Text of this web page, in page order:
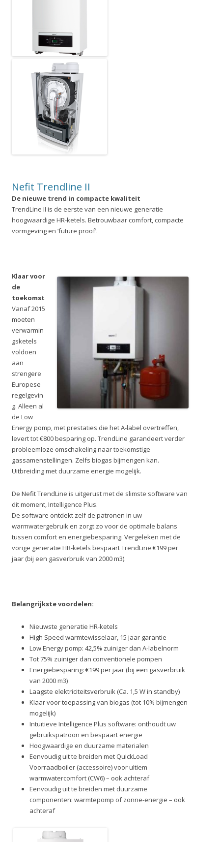
Nefit Trendline II
De nieuwe trend in compacte kwaliteit
TrendLine II is de eerste van een nieuwe generatie
hoogwaardige HR-ketels. Betrouwbaar comfort, compacte
vormgeving en ‘future proof’.
Klaar voor
de
toekomst
Vanaf 2015
moeten
verwarmin
gsketels
voldoen
aan
strengere
Europese
regelgevin
g. Alleen al
de Low
Energy pomp, met prestaties die het A-label overtreffen,
levert tot €800 besparing op. TrendLine garandeert verder
probleemloze omschakeling naar toekomstige
gassamenstellingen. Zelfs biogas bijmengen kan.
Uitbreiding met duurzame energie mogelijk.
De Nefit TrendLine is uitgerust met de slimste software van
dit moment, Intelligence Plus.
De software ontdekt zelf de patronen in uw
warmwatergebruik en zorgt zo voor de optimale balans
tussen comfort en energiebesparing. Vergeleken met de
vorige generatie HR-ketels bespaart TrendLine €199 per
jaar (bij een gasverbruik van 2000 m3).
Belangrijkste voordelen:
Nieuwste generatie HR-ketels
High Speed warmtewisselaar, 15 jaar garantie
Low Energy pomp: 42,5% zuiniger dan A-labelnorm
Tot 75% zuiniger dan conventionele pompen
Energiebesparing: €199 per jaar (bij een gasverbruik
van 2000 m3)
Laagste elektriciteitsverbruik (Ca. 1,5 W in standby)
Klaar voor toepassing van biogas (tot 10% bijmengen
mogelijk)
Intuïtieve Intelligence Plus software: onthoudt uw
gebruikspatroon en bespaart energie
Hoogwaardige en duurzame materialen
Eenvoudig uit te breiden met QuickLoad
Voorraadboiler (accessoire) voor ultiem
warmwatercomfort (CW6) – ook achteraf
Eenvoudig uit te breiden met duurzame
componenten: warmtepomp of zonne-energie – ook
achteraf